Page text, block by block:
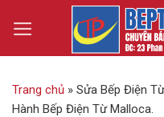
Trang chủ » Sửa Bếp Điện
Hành Bếp Điện Từ Malloca.